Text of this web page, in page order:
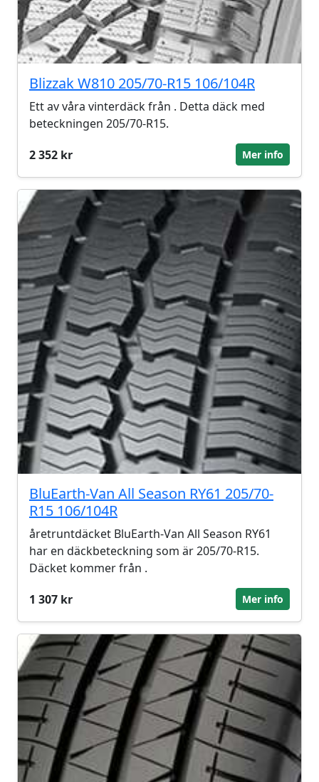
Blizzak W810 205/70-R15 106/104R
Ett av våra vinterdäck från . Detta däck med
beteckningen 205/70-R15.
2 352 kr
Mer info
BluEarth-Van All Season RY61 205/70-
R15 106/104R
åretruntdäcket BluEarth-Van All Season RY61
har en däckbeteckning som är 205/70-R15.
Däcket kommer från .
1 307 kr
Mer info